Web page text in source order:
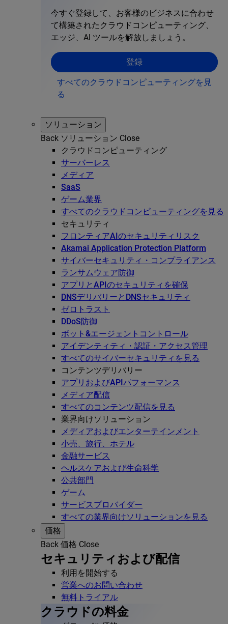
今すぐ登録して、お客様のビジネスに合わせ
て構築されたクラウドコンピューティング、
エッジ、AI ツールを解放しましょう。
登録
すべてのクラウドコンピューティングを見
る
ソリューション
Back ソリューション Close
クラウドコンピューティング
サーバーレス
メディア
SaaS
ゲーム業界
すべてのクラウドコンピューティングを見る
セキュリティ
フロンティアAIのセキュリティリスク
Akamai Application Protection Platform
サイバーセキュリティ・コンプライアンス
ランサムウェア防御
アプリとAPIのセキュリティを確保
DNSデリバリーとDNSセキュリティ
ゼロトラスト
DDoS防御
ボット&エージェントコントロール
アイデンティティ・認証・アクセス管理
すべてのサイバーセキュリティを見る
コンテンツデリバリー
アプリおよびAPIパフォーマンス
メディア配信
すべてのコンテンツ配信を見る
業界向けソリューション
メディアおよびエンターテインメント
小売、旅行、ホテル
金融サービス
ヘルスケアおよび生命科学
公共部門
ゲーム
サービスプロバイダー
すべての業界向けソリューションを見る
価格
Back 価格 Close
セキュリティおよび配信
利用を開始する
営業へのお問い合わせ
無料トライアル
クラウドの料金